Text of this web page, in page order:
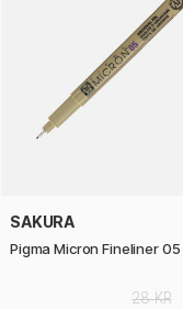
SAKURA
Pigma Micron Fineliner 05
28 KR